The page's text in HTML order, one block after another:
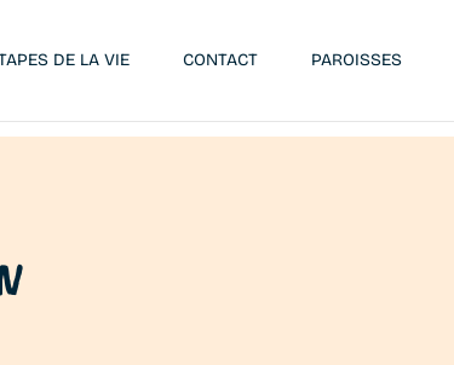
DE LA VIE CONTACT PAROISSES